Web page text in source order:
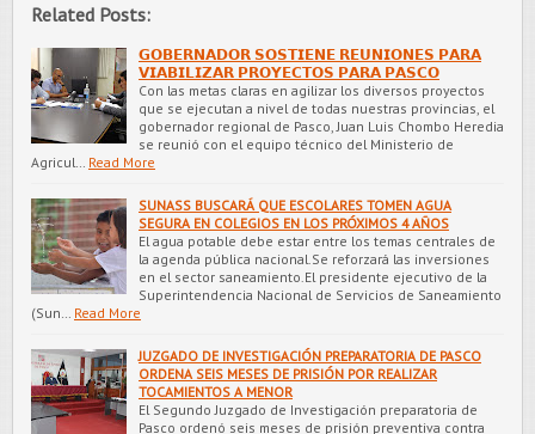
Related Posts:
𝗚𝗢𝗕𝗘𝗥𝗡𝗔𝗗𝗢𝗥 𝗦𝗢𝗦𝗧𝗜𝗘𝗡𝗘 𝗥𝗘𝗨𝗡𝗜𝗢𝗡𝗘𝗦 𝗣𝗔𝗥𝗔
𝗩𝗜𝗔𝗕𝗜𝗟𝗜𝗭𝗔𝗥 𝗣𝗥𝗢𝗬𝗘𝗖𝗧𝗢𝗦 𝗣𝗔𝗥𝗔 𝗣𝗔𝗦𝗖𝗢
Con las metas claras en agilizar los diversos proyectos
que se ejecutan a nivel de todas nuestras provincias, el
gobernador regional de Pasco, Juan Luis Chombo Heredia
se reunió con el equipo técnico del Ministerio de
Agricul…
Read More
SUNASS BUSCARÁ QUE ESCOLARES TOMEN AGUA
SEGURA EN COLEGIOS EN LOS PRÓXIMOS 4 AÑOS
El agua potable debe estar entre los temas centrales de
la agenda pública nacional.Se reforzará las inversiones
en el sector saneamiento.El presidente ejecutivo de la
Superintendencia Nacional de Servicios de Saneamiento
(Sun…
Read More
JUZGADO DE INVESTIGACIÓN PREPARATORIA DE PASCO
ORDENA SEIS MESES DE PRISIÓN POR REALIZAR
TOCAMIENTOS A MENOR
El Segundo Juzgado de Investigación preparatoria de
Pasco ordenó seis meses de prisión preventiva contra